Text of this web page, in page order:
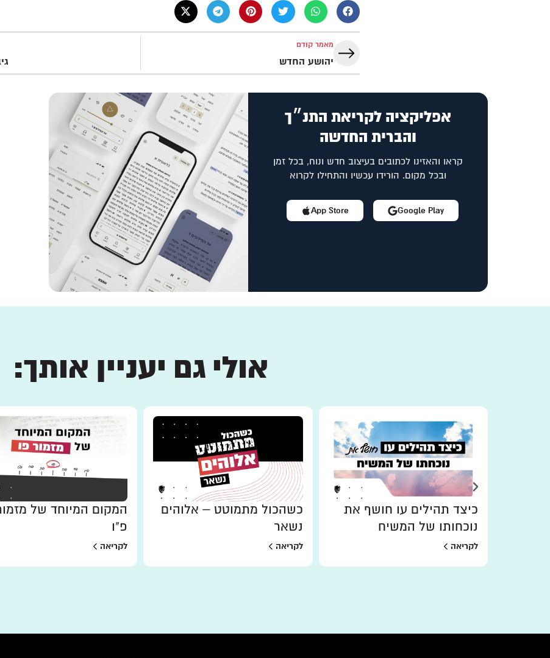
מאמר קודם
יהושע החדש
אפליקציה לקריאת התנ״ך
והברית החדשה
קראו והאזינו לכתובים בעיצוב חדש ונוח, בכל זמן
ובכל מקום. הורידו עכשיו והתחילו לקרוא
App Store Google Play
אולי גם יעניין אותך:
כיצד תהילים עו חושף את
נוכחותו של המשיח
לקריאה
כשהכול מתמוטט – אלוהים
נשאר
לקריאה
המקום המיוחד של
פ"ו
לקריאה